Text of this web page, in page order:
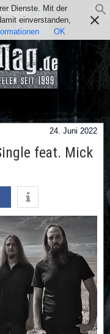
24. Juni 2022
feat. Mick
Dienste. Mit der
einverstanden,
OK